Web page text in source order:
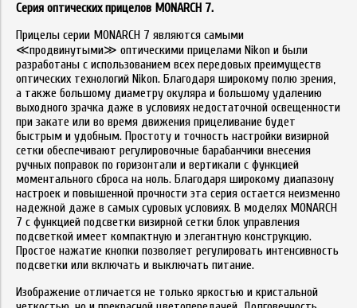
Серия оптических прицелов MONARCH 7.
Прицелы серии MONARCH 7 являются самыми
≪продвинутыми≫ оптическими прицелами Nikon и были
разработаны с использованием всех передовых преимуществ
оптических технологий Nikon. Благодаря широкому полю зрения,
а также большому диаметру окуляра и большому удалению
выходного зрачка даже в условиях недостаточной освещенности
при закате или во время движения прицеливание будет
быстрым и удобным. Простоту и точность настройки визирной
сетки обеспечивают регулировочные барабанчики внесения
ручных поправок по горизонтали и вертикали с функцией
моментального сброса на ноль. Благодаря широкому диапазону
настроек и повышенной прочности эта серия остается неизменно
надежной даже в самых суровых условиях. В моделях MONARCH
7 с функцией подсветки визирной сетки блок управления
подсветкой имеет компактную и элегантную конструкцию.
Простое нажатие кнопки позволяет регулировать интенсивность
подсветки или включать и выключать питание.
Изображение отличается не только яркостью и кристальной